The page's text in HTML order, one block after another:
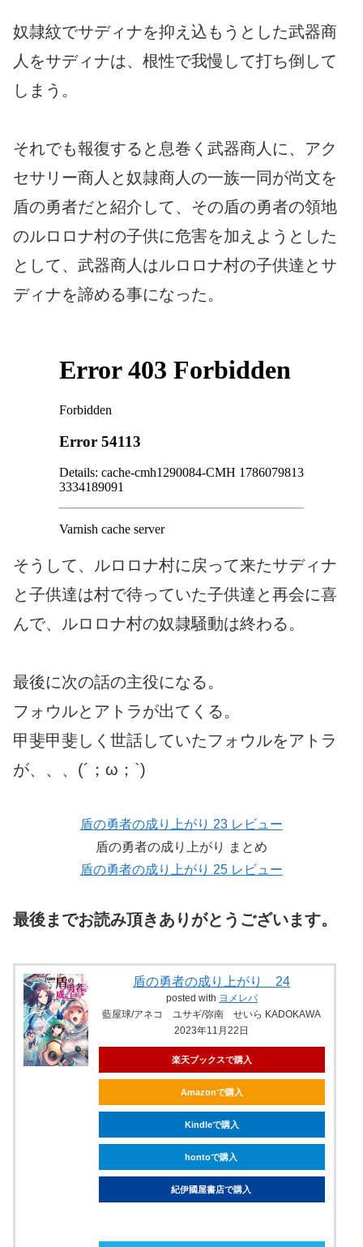
奴隷紋でサディナを抑え込もうとした武器商
人をサディナは、根性で我慢して打ち倒して
しまう。
それでも報復すると息巻く武器商人に、アク
セサリー商人と奴隷商人の一族一同が尚文を
盾の勇者だと紹介して、その盾の勇者の領地
のルロロナ村の子供に危害を加えようとした
として、武器商人はルロロナ村の子供達とサ
ディナを諦める事になった。
そうして、ルロロナ村に戻って来たサディナ
と子供達は村で待っていた子供達と再会に喜
んで、ルロロナ村の奴隷騒動は終わる。
最後に次の話の主役になる。
フォウルとアトラが出てくる。
甲斐甲斐しく世話していたフォウルをアトラ
が、、、(´；ω；`)
盾の勇者の成り上がり 23 レビュー
盾の勇者の成り上がり まとめ
盾の勇者の成り上がり 25 レビュー
最後までお読み頂きありがとうございます。
盾の勇者の成り上がり 24
posted with ヨメレバ
藍屋球/アネコ ユサギ/弥南 せいら KADOKAWA
2023年11月22日
楽天ブックスで購入
Amazonで購入
Kindleで購入
hontoで購入
紀伊國屋書店で購入